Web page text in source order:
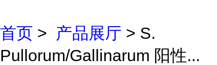
首页 > 产品展厅 > S.
Pullorum/Gallinarum 阳性...